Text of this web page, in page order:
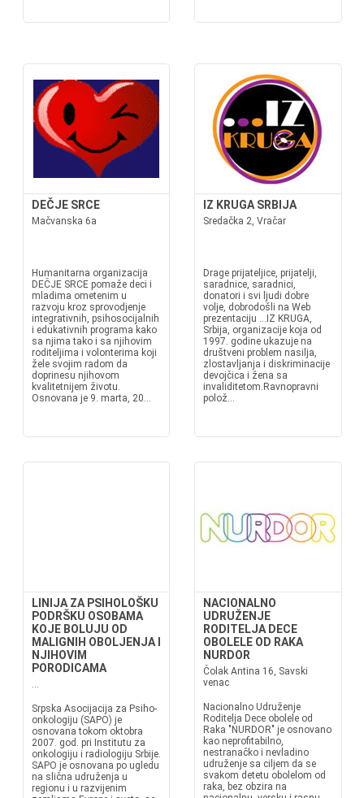
DEČJE SRCE
Mačvanska 6a
Humanitarna organizacija
DEČJE SRCE pomaže deci i
mladima ometenim u
razvoju kroz sprovodjenje
integrativnih, psihosocijalnih
i edukativnih programa kako
sa njima tako i sa njihovim
roditeljima i volonterima koji
žele svojim radom da
doprinesu njihovom
kvalitetnijem životu.
Osnovana je 9. marta, 20...
IZ KRUGA SRBIJA
Sredačka 2, Vračar
Drage prijateljice, prijatelji,
saradnice, saradnici,
donatori i svi ljudi dobre
volje, dobrodošli na Web
prezentaciju ...IZ KRUGA,
Srbija, organizacije koja od
1997. godine ukazuje na
društveni problem nasilja,
zlostavljanja i diskriminacije
devojčica i žena sa
invaliditetom.Ravnopravni
polož...
LINIJA ZA PSIHOLOŠKU
PODRŠKU OSOBAMA
KOJE BOLUJU OD
MALIGNIH OBOLJENJA I
NJIHOVIM
PORODICAMA
...
Srpska Asocijacija za Psiho-
onkologiju (SAPO) je
osnovana tokom oktobra
2007. god. pri Institutu za
onkologiju i radiologiju Srbije.
SAPO je osnovana po ugledu
na slična udruženja u
regionu i u razvijenim
NACIONALNO
UDRUŽENJE
RODITELJA DECE
OBOLELE OD RAKA
NURDOR
Čolak Antina 16, Savski
venac
Nacionalno Udruženje
Roditelja Dece obolele od
Raka "NURDOR" je osnovano
kao neprofitabilno,
nestranačko i nevladino
udruženje sa ciljem da se
svakom detetu obolelom od
raka, bez obzira na